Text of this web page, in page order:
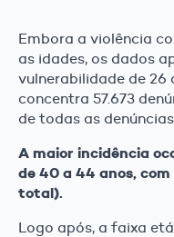
Embora a violência
as idades, os dados
vulnerabilidade de 26
concentra 57.673
de todas as
A maior incidência
de 40 a 44 anos, com
total).
Logo após, a faixa